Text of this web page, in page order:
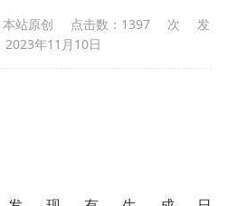
站原创 点击数： 1397 次
发
2023年11月10日